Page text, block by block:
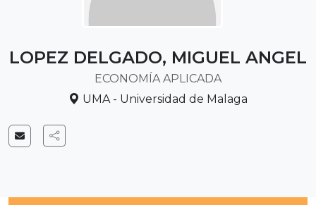
LOPEZ DELGADO, MIGUEL ANGEL
ECONOMÍA APLICADA
UMA - Universidad de Malaga